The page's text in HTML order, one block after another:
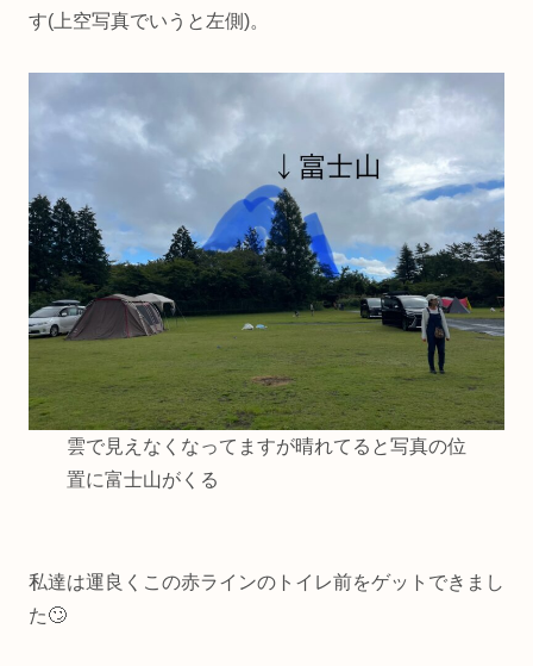
す(上空写真でいうと左側)。
雲で見えなくなってますが晴れてると写真の位
置に富士山がくる
私達は運良くこの赤ラインのトイレ前をゲットできまし
た🙄